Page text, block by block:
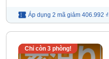
Áp dụng 2 mã giảm 406.992 ₫
Chỉ còn 3phòng!